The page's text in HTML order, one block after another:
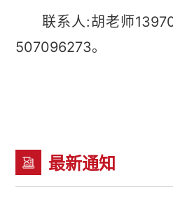
联系人:胡老师
507096273。
最新通知